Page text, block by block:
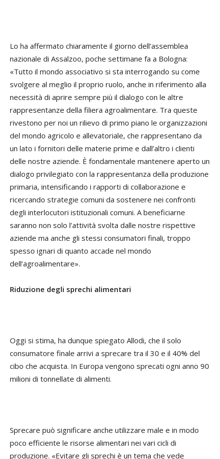
Lo ha affermato chiaramente il giorno dell’assemblea
nazionale di Assalzoo, poche settimane fa a Bologna:
«Tutto il mondo associativo si sta interrogando su come
svolgere al meglio il proprio ruolo, anche in riferimento alla
necessità di aprire sempre più il dialogo con le altre
rappresentanze della filiera agroalimentare. Tra queste
rivestono per noi un rilievo di primo piano le organizzazioni
del mondo agricolo e allevatoriale, che rappresentano da
un lato i fornitori delle materie prime e dall’altro i clienti
delle nostre aziende. È fondamentale mantenere aperto un
dialogo privilegiato con la rappresentanza della produzione
primaria, intensificando i rapporti di collaborazione e
ricercando strategie comuni da sostenere nei confronti
degli interlocutori istituzionali comuni. A beneficiarne
saranno non solo l’attività svolta dalle nostre rispettive
aziende ma anche gli stessi consumatori finali, troppo
spesso ignari di quanto accade nel mondo
dell’agroalimentare».
Riduzione degli sprechi alimentari
Oggi si stima, ha dunque spiegato Allodi, che il solo
consumatore finale arrivi a sprecare tra il 30 e il 40% del
cibo che acquista. In Europa vengono sprecati ogni anno 90
milioni di tonnellate di alimenti.
Sprecare può significare anche utilizzare male e in modo
poco efficiente le risorse alimentari nei vari cicli di
produzione. «Evitare gli sprechi è un tema che vede